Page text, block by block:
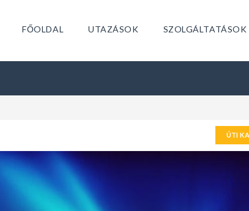
FŐOLDAL UTAZÁSOK SZOLGÁLTATÁSOK
ÚTI